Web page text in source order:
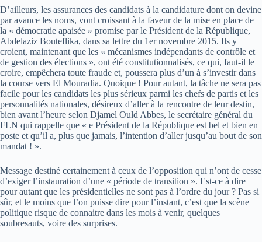
D’ailleurs, les assurances des candidats à la candidature dont on devine
par avance les noms, vont croissant à la faveur de la mise en place de
la « démocratie apaisée » promise par le Président de la République,
Abdelaziz Bouteflika, dans sa lettre du 1er novembre 2015. Ils y
croient, maintenant que les « mécanismes indépendants de contrôle et
de gestion des élections », ont été constitutionnalisés, ce qui, faut-il le
croire, empêchera toute fraude et, poussera plus d’un à s’investir dans
la course vers El Mouradia. Quoique ! Pour autant, la tâche ne sera pas
facile pour les candidats les plus sérieux parmi les chefs de partis et les
personnalités nationales, désireux d’aller à la rencontre de leur destin,
bien avant l’heure selon Djamel Ould Abbes, le secrétaire général du
FLN qui rappelle que « e Président de la République est bel et bien en
poste et qu’il a, plus que jamais, l’intention d’aller jusqu’au bout de son
mandat ! ».
Message destiné certainement à ceux de l’opposition qui n’ont de cesse
d’exiger l’instauration d’une « période de transition ». Est-ce à dire
pour autant que les présidentielles ne sont pas à l’ordre du jour ? Pas si
sûr, et le moins que l’on puisse dire pour l’instant, c’est que la scène
politique risque de connaitre dans les mois à venir, quelques
soubresauts, voire des surprises.